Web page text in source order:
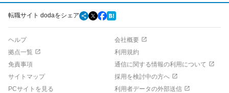
転職サイト dodaをシェア
ヘルプ
会社概要
拠点一覧
利用規約
免責事項
通信に関する情報の利用について
サイトマップ
採用を検討中の方へ
PCサイトを見る
利用者データの外部送信